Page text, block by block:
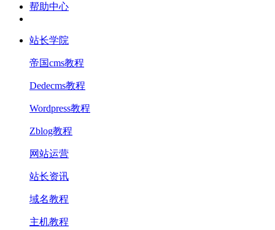
帮助中心
站长学院
帝国cms教程
Dedecms教程
Wordpress教程
Zblog教程
网站运营
站长资讯
域名教程
主机教程